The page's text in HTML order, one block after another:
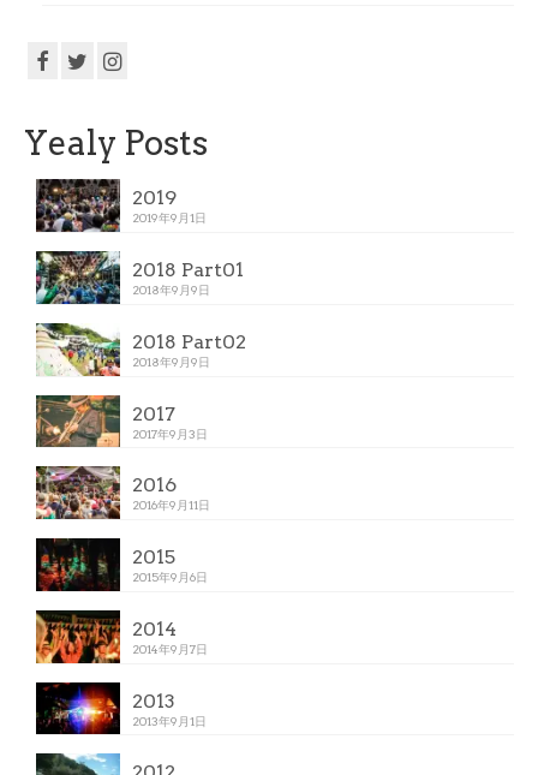
Yealy Posts
2019
2019年9月1日
2018 Part01
2018年9月9日
2018 Part02
2018年9月9日
2017
2017年9月3日
2016
2016年9月11日
2015
2015年9月6日
2014
2014年9月7日
2013
2013年9月1日